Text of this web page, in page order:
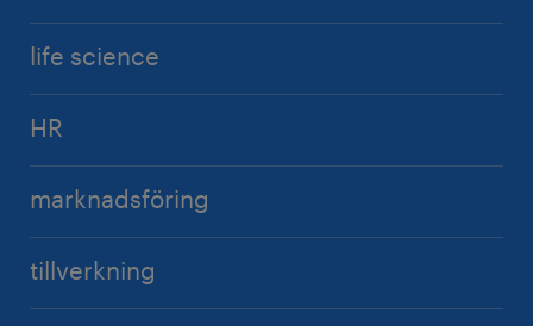
life science
HR
marknadsföring
tillverkning